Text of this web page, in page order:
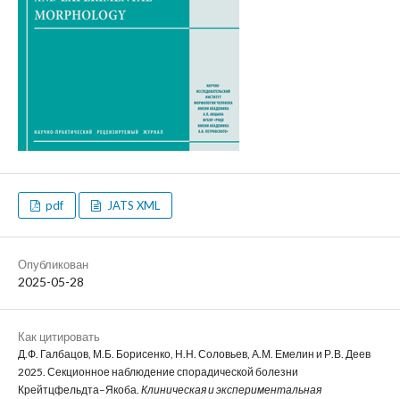
pdf JATS XML
Опубликован
2025-05-28
Как цитировать
Д.Ф. Галбацов, М.Б. Борисенко, Н.Н. Соловьев, А.М. Емелин и Р.В. Деев
2025. Секционное наблюдение спорадической болезни
Крейтцфельдта–Якоба. Клиническая и экспериментальная